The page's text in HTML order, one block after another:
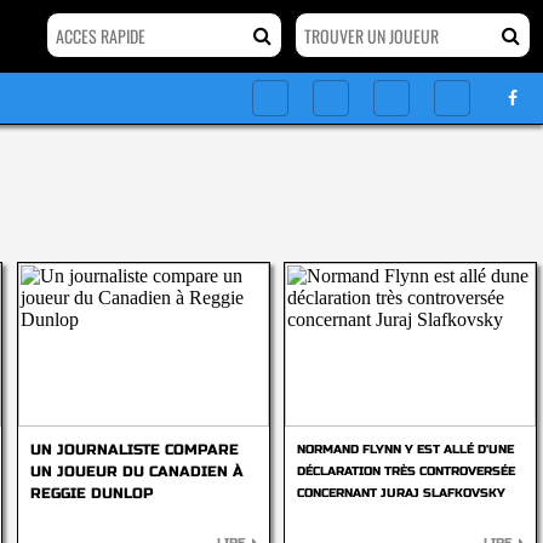
UN JOURNALISTE COMPARE
UN JOUEUR DU CANADIEN À
REGGIE DUNLOP
NORMAND FLYNN Y EST ALLÉ D'UNE
DÉCLARATION TRÈS CONTROVERSÉE
CONCERNANT JURAJ SLAFKOVSKY